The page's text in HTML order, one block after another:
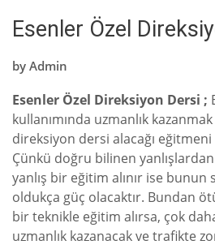
BLOG
İLETIŞIM
Esenler Özel
by Admin
Esenler Özel Direksiyon Dersi ;
kullanımında uzmanlık
direksiyon dersi alacağı
Çünkü doğru bilinen
yanlış bir eğitim alınır ise bunun
oldukça güç olacaktır. Bundan
bir teknikle eğitim alırsa, çok
uzmanlık kazanacak ve trafikte